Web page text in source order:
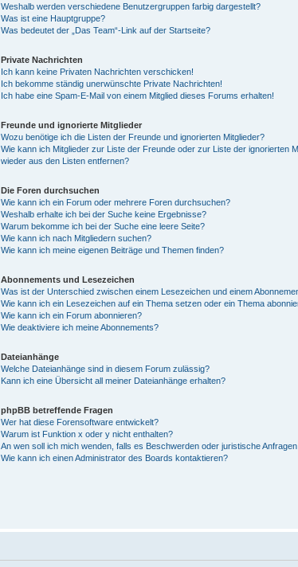
Weshalb werden verschiedene Benutzergruppen farbig dargestellt?
Was ist eine Hauptgruppe?
Was bedeutet der „Das Team“-Link auf der Startseite?
Private Nachrichten
Ich kann keine Privaten Nachrichten verschicken!
Ich bekomme ständig unerwünschte Private Nachrichten!
Ich habe eine Spam-E-Mail von einem Mitglied dieses Forums erhalten!
Freunde und ignorierte Mitglieder
Wozu benötige ich die Listen der Freunde und ignorierten Mitglieder?
Wie kann ich Mitglieder zur Liste der Freunde oder zur Liste der ignorierten
wieder aus den Listen entfernen?
Die Foren durchsuchen
Wie kann ich ein Forum oder mehrere Foren durchsuchen?
Weshalb erhalte ich bei der Suche keine Ergebnisse?
Warum bekomme ich bei der Suche eine leere Seite?
Wie kann ich nach Mitgliedern suchen?
Wie kann ich meine eigenen Beiträge und Themen finden?
Abonnements und Lesezeichen
Was ist der Unterschied zwischen einem Lesezeichen und einem
Wie kann ich ein Lesezeichen auf ein Thema setzen oder ein Thema
Wie kann ich ein Forum abonnieren?
Wie deaktiviere ich meine Abonnements?
Dateianhänge
Welche Dateianhänge sind in diesem Forum zulässig?
Kann ich eine Übersicht all meiner Dateianhänge erhalten?
phpBB betreffende Fragen
Wer hat diese Forensoftware entwickelt?
Warum ist Funktion x oder y nicht enthalten?
An wen soll ich mich wenden, falls es Beschwerden oder juristische
Wie kann ich einen Administrator des Boards kontaktieren?